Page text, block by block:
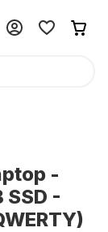
-
SSD -